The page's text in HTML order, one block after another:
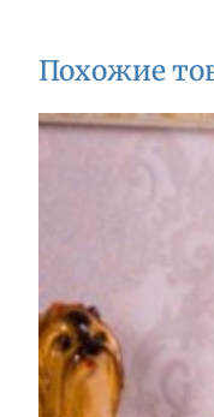
и
з
к
6
Похожие